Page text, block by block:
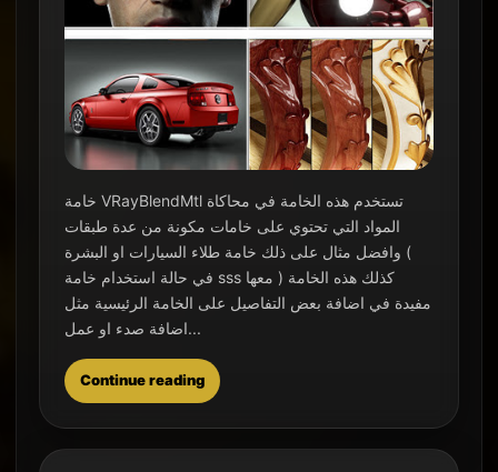
خامة VRayBlendMtl تستخدم هذه الخامة في محاكاة
المواد التي تحتوي على خامات مكونة من عدة طبقات
وافضل مثال على ذلك خامة طلاء السيارات او البشرة (
في حالة استخدام خامة sss معها ) كذلك هذه الخامة
مفيدة في اضافة بعض التفاصيل على الخامة الرئيسية مثل
اضافة صدء او عمل...
Continue reading